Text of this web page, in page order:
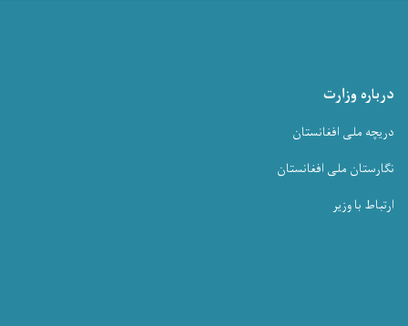
درباره وزارت
دریچه ملی افغانستان
نگارستان ملی افغانستان
ارتباط با وزیر